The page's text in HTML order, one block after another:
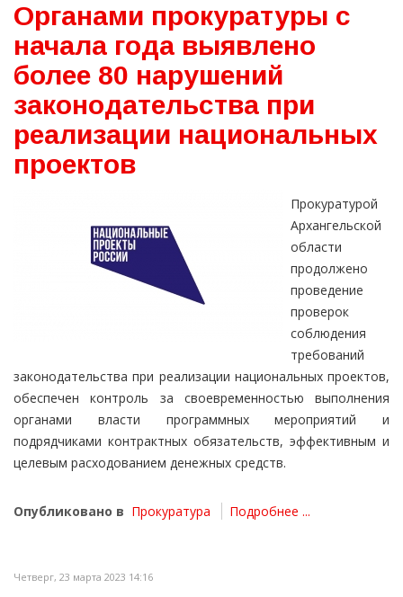
Органами прокуратуры с
начала года выявлено
более 80 нарушений
законодательства при
реализации национальных
проектов
Прокуратурой
Архангельской
области
продолжено
проведение
проверок
соблюдения
требований
законодательства при реализации национальных проектов,
обеспечен контроль за своевременностью выполнения
органами власти программных мероприятий и
подрядчиками контрактных обязательств, эффективным и
целевым расходованием денежных средств.
Опубликовано в Прокуратура Подробнее ...
Четверг, 23 марта 2023 14:16